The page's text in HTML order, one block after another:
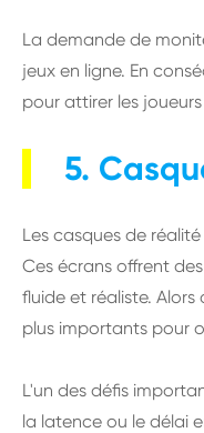
La demande de
jeux en ligne. En
pour attirer les
5.
Les casques de
Ces écrans offrent
fluide et réaliste.
plus importants pour
L'un des défis
la latence ou le délai